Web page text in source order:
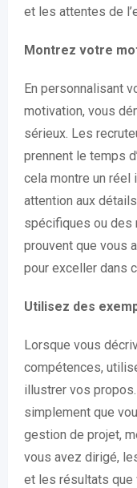
et les attentes de
Montrez votre
En personnalisant
motivation, vous
sérieux. Les
prennent le temps
cela montre un réel
attention aux
spécifiques ou des
prouvent que vous
pour exceller dans
Utilisez des
Lorsque vous
compétences,
illustrer vos
simplement que
gestion de projet,
vous avez dirigé,
et les résultats que